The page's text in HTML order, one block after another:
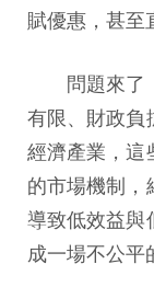
賦優惠，甚至
問題來了，
有限、財政負
經濟產業，這
的市場機制，
導致低效益與
成一場不公平